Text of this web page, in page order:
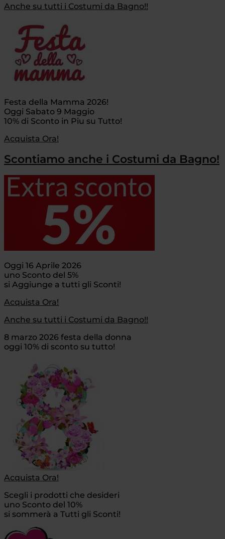
Anche su tutti i Costumi da Bagno!!
Festa della Mamma 2026!
Oggi Sabato 9 Maggio
10% di Sconto in Piu su Tutto!
Acquista Ora!
Scontiamo anche i Costumi da Bagno!
Oggi 16 Aprile 2026
uno Sconto del 5%
si Aggiunge a tutti gli Sconti!
Acquista Ora!
Anche su tutti i Costumi da Bagno!!
8 marzo 2026 festa della donna
oggi 10% di sconto su tutto!
Acquista Ora!
Scegli i prodotti che desideri
uno Sconto del 10%
si sommerà a Tutti gli Sconti!